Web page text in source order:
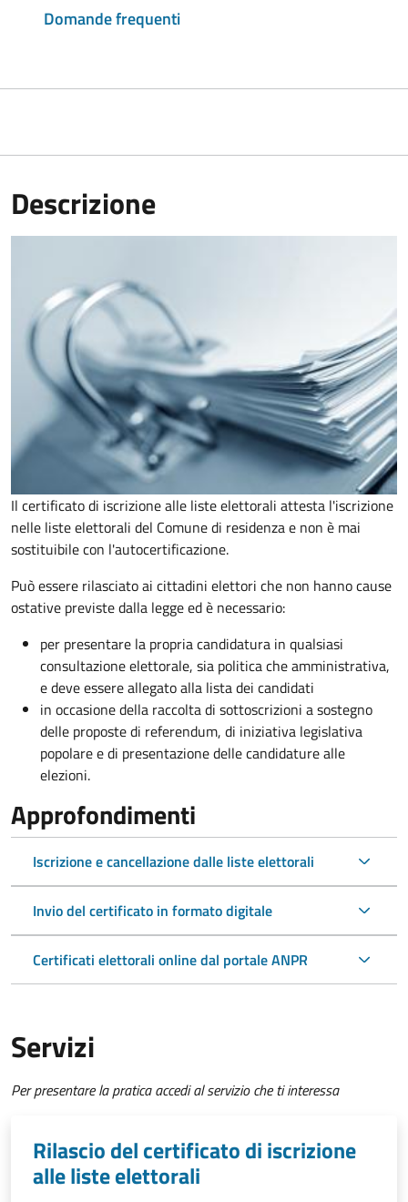
Domande frequenti
Descrizione
Il certificato di iscrizione alle liste elettorali attesta l'iscrizione
nelle liste elettorali del Comune di residenza e non è mai
sostituibile con l'autocertificazione.
Può essere rilasciato ai cittadini elettori che non hanno cause
ostative previste dalla legge ed è necessario:
per presentare la propria candidatura in qualsiasi
consultazione elettorale, sia politica che amministrativa,
e deve essere allegato alla lista dei candidati
in occasione della raccolta di sottoscrizioni a sostegno
delle proposte di referendum, di iniziativa legislativa
popolare e di presentazione delle candidature alle
elezioni.
Approfondimenti
Iscrizione e cancellazione dalle liste elettorali
Invio del certificato in formato digitale
Certificati elettorali online dal portale ANPR
Servizi
Per presentare la pratica accedi al servizio che ti interessa
Rilascio del certificato di iscrizione
alle liste elettorali